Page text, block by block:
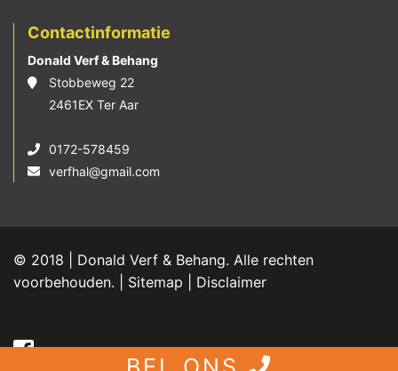
Contactinformatie
Donald Verf & Behang
Stobbeweg 22
2461EX Ter Aar
0172-578459
verfhal@gmail.com
© 2018 | Donald Verf & Behang. Alle rechten
voorbehouden. | Sitemap Disclaimer